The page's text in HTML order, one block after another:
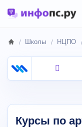
Школы НЦПО
Курсы по